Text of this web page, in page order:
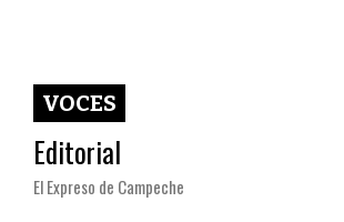
VOCES
Editorial
El Expreso de Campeche